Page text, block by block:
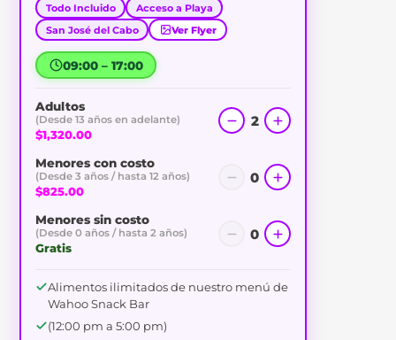
Todo Incluido
Acceso a Playa
San José del Cabo
Ver Flyer
09:00 – 17:00
Adultos
(Desde 13 años en adelante)
$1,320.00
2
Menores con costo
(Desde 3 años / hasta 12 años)
$825.00
0
Menores sin costo
(Desde 0 años / hasta 2 años)
Gratis
0
Alimentos ilimitados de nuestro menú de
Wahoo Snack Bar
(12:00 pm a 5:00 pm)